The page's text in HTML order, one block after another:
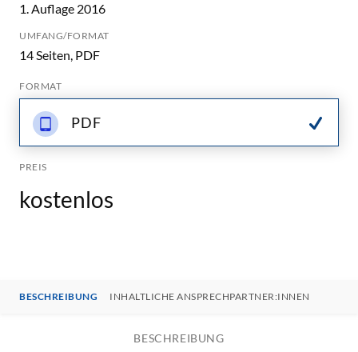
1. Auflage 2016
UMFANG/FORMAT
14 Seiten, PDF
FORMAT
PDF
PREIS
kostenlos
BESCHREIBUNG INHALTLICHE ANSPRECHPARTNER:INNEN
BESCHREIBUNG